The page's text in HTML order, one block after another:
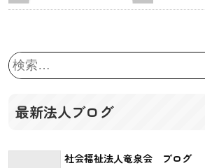
検
索:
最新法人ブログ
社会福祉法人竜泉会 ブログ